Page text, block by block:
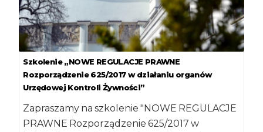
Szkolenie „NOWE REGULACJE PRAWNE
Rozporządzenie 625/2017 w działaniu organów
Urzędowej Kontroli Żywności”
Zapraszamy na szkolenie "NOWE REGULACJE
PRAWNE Rozporządzenie 625/2017 w